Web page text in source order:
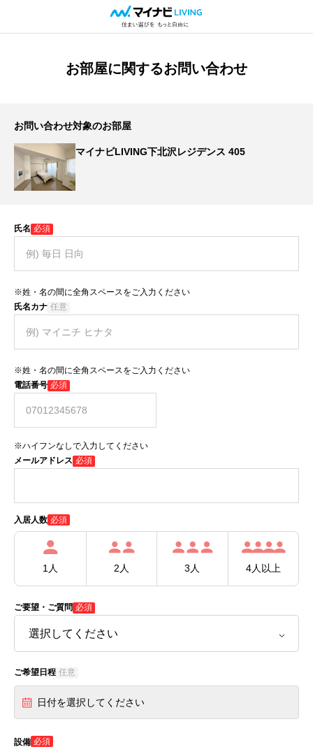
お部屋に関するお問い合わせ
お問い合わせ対象のお部屋
マイナビLIVING下北沢レジデンス 405
氏名 必須
※姓・名の間に全角スペースをご入力ください
氏名カナ 任意
※姓・名の間に全角スペースをご入力ください
電話番号 必須
※ハイフンなしで入力してください
メールアドレス 必須
入居人数 必須
1人 2人 3人 4人以上
ご要望・ご質問 必須
ご希望日程 任意
日付を選択してください
設備 必須